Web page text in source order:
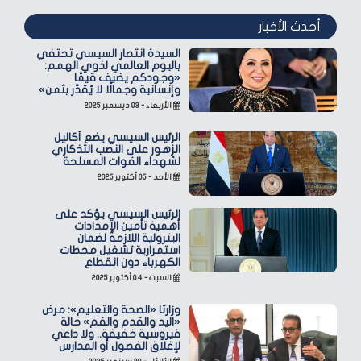
أحدث الأخبار
السيدة انتصار السيسي تحتفي
باليوم العالمي لذوي الهمم:
«وجودكم يضيف قيمًا
وإنسانية وجمالًا لا يُقدّر بثمن»
الأربعاء - ٠٣ ديسمبر ٢٠٢٥
الرئيس السيسي يضع أكاليل
الزهور على النصب التذكاري
لشهداء القوات المسلحة
الأحد - ٠٥ أكتوبر ٢٠٢٥
الرئيس السيسي يؤكد على
أهمية تأمين الإمدادات
البترولية اللازمة لضمان
استمرارية تشغيل محطات
الكهرباء دون انقطاع
السبت - ٠٤ أكتوبر ٢٠٢٥
وزارتا «الصحة والتعليم»: مرض
«اليد والقدم والفم» حالة
فيروسية خفيفة.. ولا داعي
لإغلاق الفصول أو المدارس